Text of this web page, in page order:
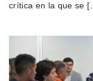
crítica en la que se